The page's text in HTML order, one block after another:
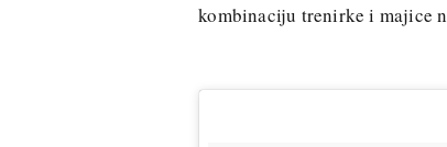
kombinaciju trenirke i majice